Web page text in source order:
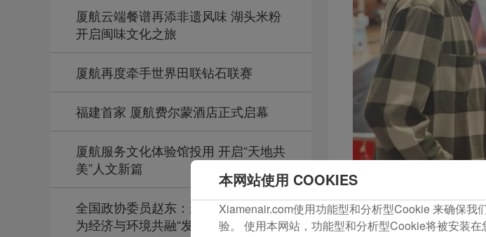
厦航云端餐谱再添非遗风味 湖头米粉
开启闽味文化之旅
厦航再度牵手世界田联钻石联赛
福建首家 厦航费尔蒙酒店正式启幕
厦航服务文化体验馆投用 开启“天地共
美”人文新篇
全国政协委员赵东：聚焦民航发展，
为经济与环境共融“发声”
率先体验到该服务的旅客
本网站使用 COOKIES
Xiamenair.com使用功能型和分析型Cookie 来确保
验。 使用本网站，功能型和分析型Cookie将被安装在